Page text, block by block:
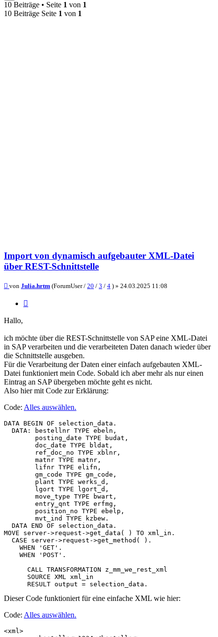
10 Beiträge • Seite 1 von 1
10 Beiträge Seite 1 von 1
Import von dynamisch aufgebauter XML-Datei
über REST-Schnittstelle
Beitrag
von Julia.hrtm (ForumUser / 20 / 3 / 4 ) » 24.03.2025 11:08
Hallo,
ich möchte über die REST-Schnittstelle von SAP eine XML-Datei
in SAP verarbeiten und die verarbeiteten Daten danach wieder über
die Schnittstelle ausgeben.
Für die Verarbeitung der Daten einer einfach aufgebauten XML-
Datei funktioniert mein Code. Sobald ich aber mehr als nur einen
Eintrag an SAP übergeben möchte geht es nicht.
Also hier mit Code zur Erklärung:
Code: Alles auswählen.
DATA BEGIN OF selection_data.
  DATA: bestellnr TYPE ebeln,
        posting_date TYPE budat,
        doc_date TYPE bldat,
        ref_doc_no TYPE xblnr,
        matnr TYPE matnr,
        lifnr TYPE elifn,
        gm_code TYPE gm_code,
        plant TYPE werks_d,
        lgort TYPE lgort_d,
        move_type TYPE bwart,
        entry_qnt TYPE erfmg,
        position_no TYPE ebelp,
        mvt_ind TYPE kzbew.
  DATA END OF selection_data.
MOVE server->request->get_data( ) TO xml_in.
  CASE server->request->get_method( ).
    WHEN 'GET'.
    WHEN 'POST'.
      CALL TRANSFORMATION z_mm_we_rest_xml
      SOURCE XML xml_in
Dieser Code funktioniert für eine einfache XML wie hier:
Code: Alles auswählen.
<xml>